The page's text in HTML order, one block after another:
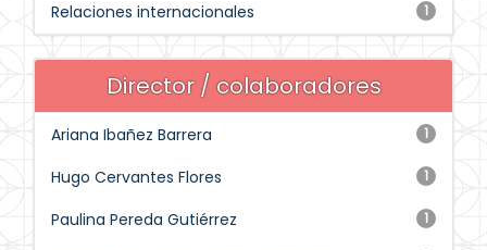
1
Relaciones internacionales
Director / colaboradores
1
Ariana Ibañez Barrera
1
Hugo Cervantes Flores
1
Paulina Pereda Gutiérrez